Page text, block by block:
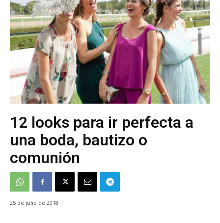
12 looks para ir perfecta a
una boda, bautizo o
comunión
25 de julio de 2018